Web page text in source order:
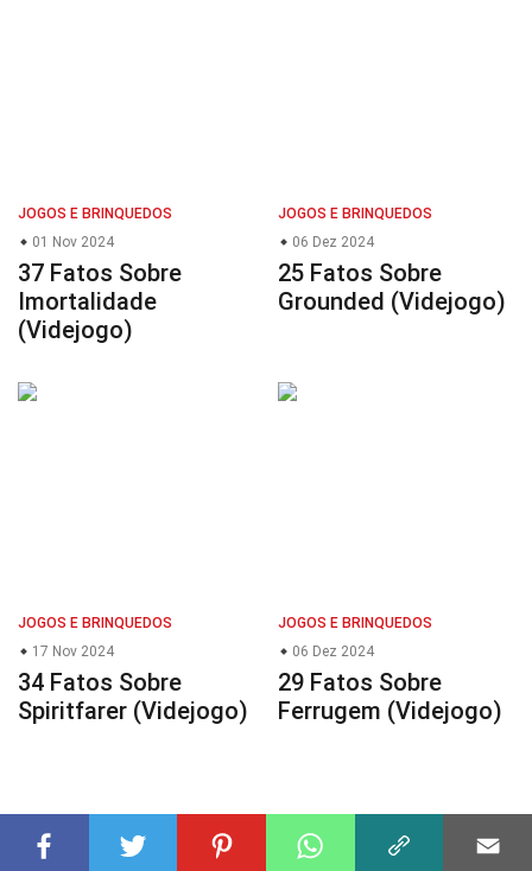
JOGOS E BRINQUEDOS
01 Nov 2024
37 Fatos Sobre
Imortalidade
(Videjogo)
JOGOS E BRINQUEDOS
06 Dez 2024
25 Fatos Sobre
Grounded (Videjogo)
JOGOS E BRINQUEDOS
17 Nov 2024
34 Fatos Sobre
Spiritfarer (Videjogo)
JOGOS E BRINQUEDOS
06 Dez 2024
29 Fatos Sobre
Ferrugem (Videjogo)